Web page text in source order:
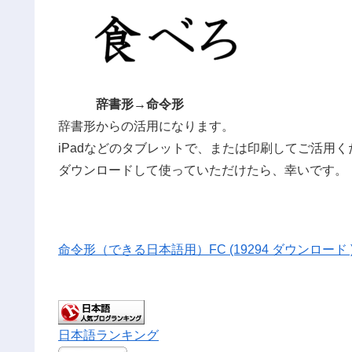
辞書形→命令形
辞書形からの活用になります。
iPadなどのタブレットで、または印刷してご活用く
ダウンロードして使っていただけたら、幸いです。
命令形（できる日本語用）FC (19294 ダウンロード
日本語ランキング